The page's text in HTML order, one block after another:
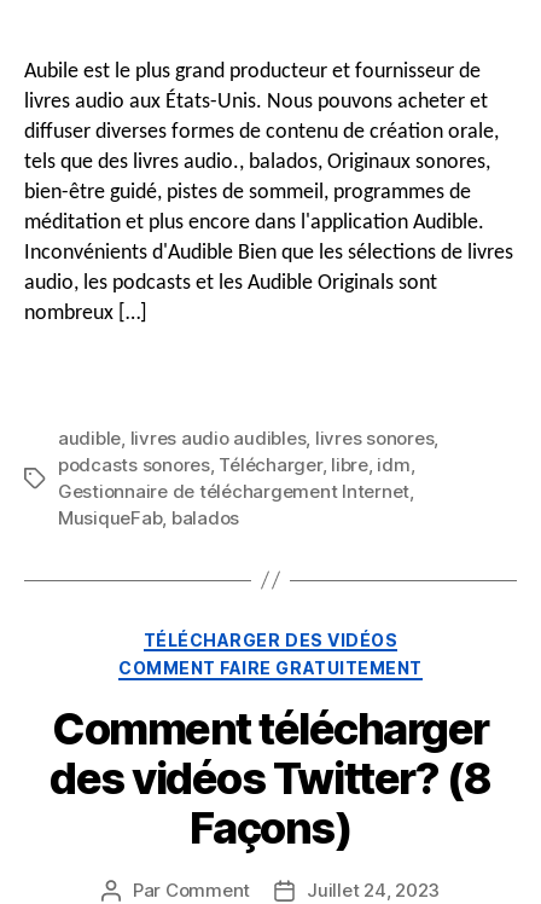
Convertir
des
livres
audio,
Podcasts
et
originaux
Aubile est le plus grand producteur et fournisseur de
livres audio aux États-Unis. Nous pouvons acheter et
diffuser diverses formes de contenu de création orale,
tels que des livres audio., balados, Originaux sonores,
bien-être guidé, pistes de sommeil, programmes de
méditation et plus encore dans l'application Audible.
Inconvénients d'Audible Bien que les sélections de livres
audio, les podcasts et les Audible Originals sont
nombreux […]
Mots
audible livres audio audibles, livres sonores,
podcasts sonores, Télécharger, libre, idm
Gestionnaire de téléchargement Internet
MusiqueFab, balados
Catégories
TÉLÉCHARGER DES VIDÉOS
COMMENT FAIRE GRATUITEMENT
Comment télécharger
des vidéos Twitter? (8
Façons)
Auteur
Par Comment
DateJuillet 24, 2023